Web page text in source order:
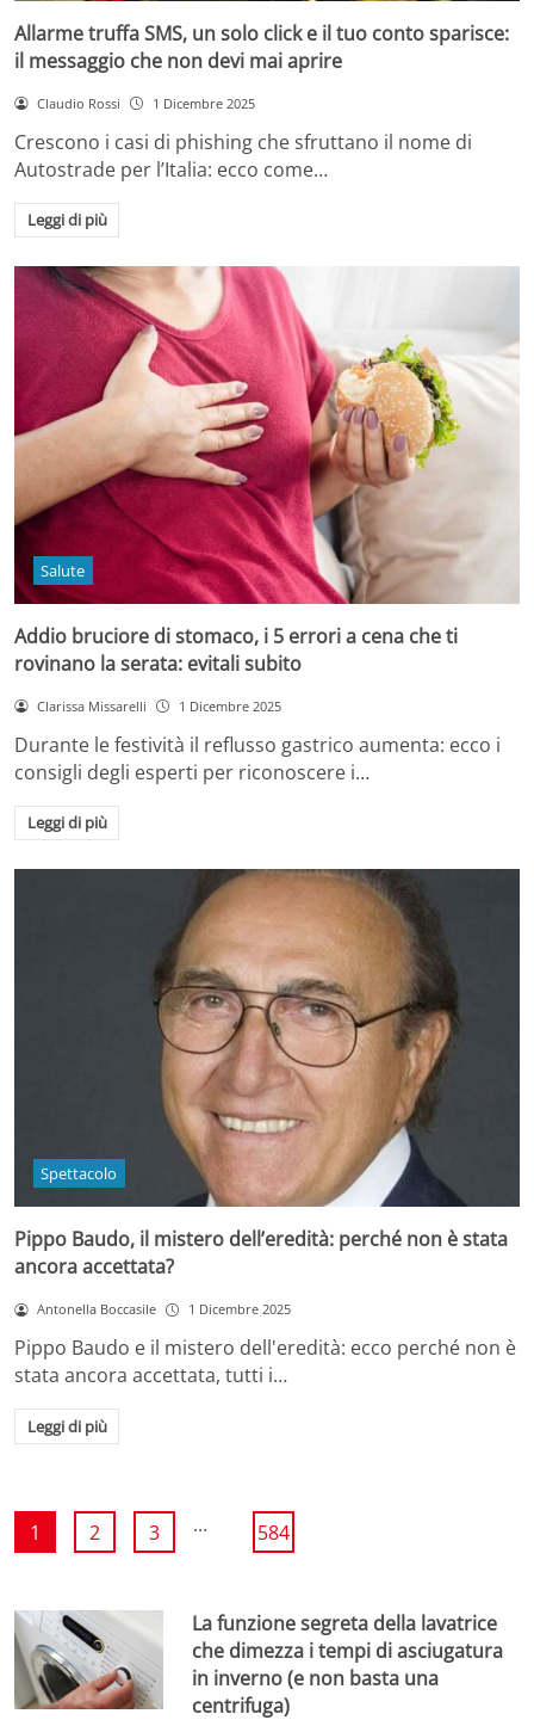
Allarme truffa SMS, un solo click e il tuo conto sparisce:
il messaggio che non devi mai aprire
Claudio Rossi 1 Dicembre 2025
Crescono i casi di phishing che sfruttano il nome di
Autostrade per l’Italia: ecco come…
Leggi di più
Salute
Addio bruciore di stomaco, i 5 errori a cena che ti
rovinano la serata: evitali subito
Clarissa Missarelli 1 Dicembre 2025
Durante le festività il reflusso gastrico aumenta: ecco i
consigli degli esperti per riconoscere i…
Leggi di più
Spettacolo
Pippo Baudo, il mistero dell’eredità: perché non è stata
ancora accettata?
Antonella Boccasile 1 Dicembre 2025
Pippo Baudo e il mistero dell'eredità: ecco perché non è
stata ancora accettata, tutti i…
Leggi di più
1 2 3 ... 584
La funzione segreta della lavatrice
che dimezza i tempi di asciugatura
in inverno (e non basta una
centrifuga)